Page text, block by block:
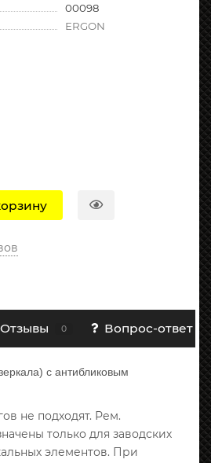
00098
ERGON
Отзывы 0 Вопрос-ответ 0
с антибликовым
не подходят. Рем.
только для заводских
элементов. При